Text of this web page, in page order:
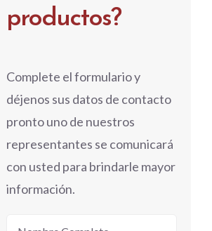
productos?
Complete el formulario y
déjenos sus datos de contacto
pronto uno de nuestros
representantes se comunicará
con usted para brindarle mayor
información.